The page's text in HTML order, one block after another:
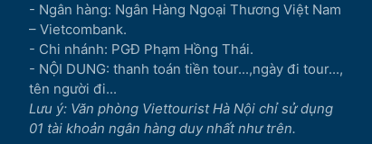
- Ngân hàng: Ngân Hàng Ngoại Thương Việt Nam
– Vietcombank.
- Chi nhánh: PGĐ Phạm Hồng Thái.
- NỘI DUNG: thanh toán tiền tour...,ngày đi tour...,
tên người đi...
Lưu ý: Văn phòng Viettourist Hà Nội chỉ sử dụng
01 tài khoản ngân hàng duy nhất như trên.